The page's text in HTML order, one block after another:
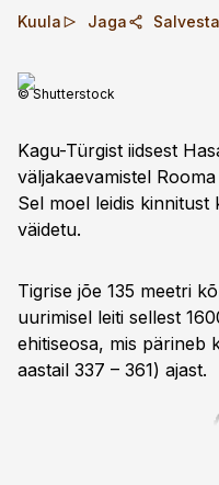
Kuula Jaga Salvesta
© Shutterstock
Kagu-Türgist iidsest
väljakaevamistel
Sel moel leidis kinnitust
väidetu.
Tigrise jõe 135 meetri
uurimisel leiti sellest
ehitiseosa, mis pärineb
aastail 337 – 361) ajast.